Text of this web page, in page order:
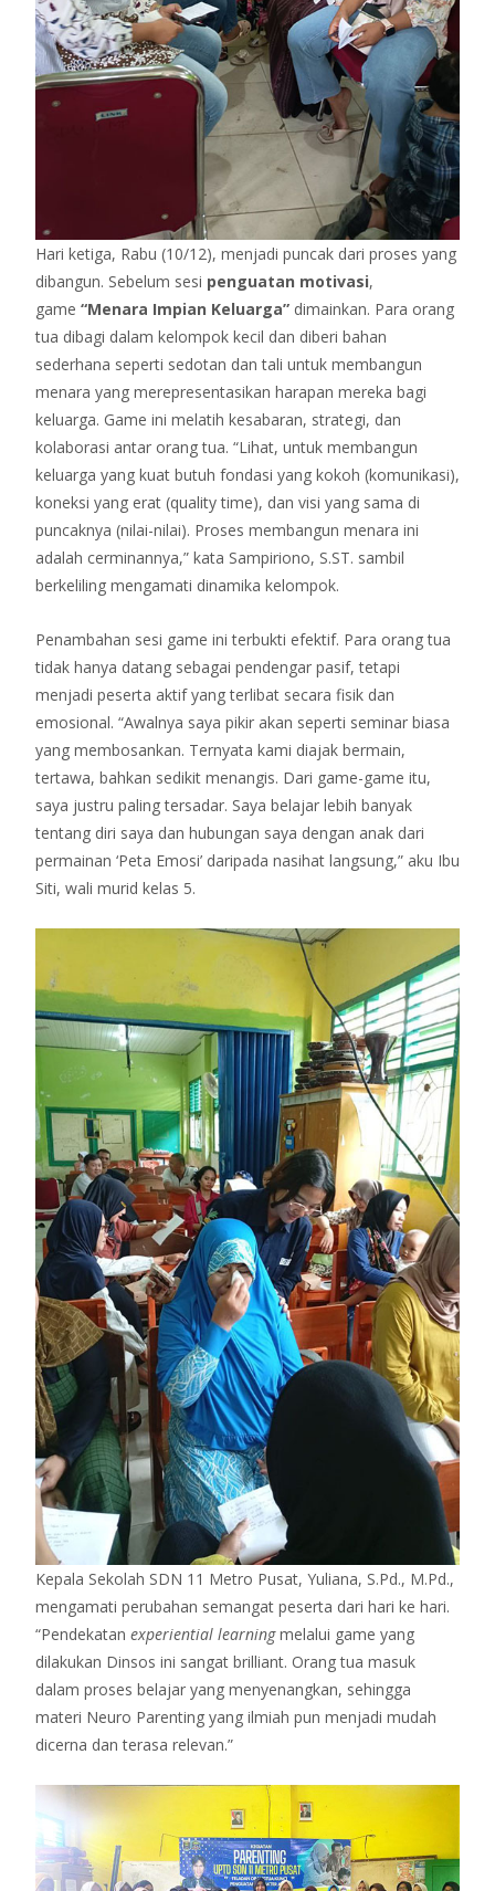
Hari ketiga, Rabu (10/12), menjadi puncak dari proses yang
dibangun. Sebelum sesi penguatan motivasi,
game “Menara Impian Keluarga” dimainkan. Para orang
tua dibagi dalam kelompok kecil dan diberi bahan
sederhana seperti sedotan dan tali untuk membangun
menara yang merepresentasikan harapan mereka bagi
keluarga. Game ini melatih kesabaran, strategi, dan
kolaborasi antar orang tua. “Lihat, untuk membangun
keluarga yang kuat butuh fondasi yang kokoh (komunikasi),
koneksi yang erat (quality time), dan visi yang sama di
puncaknya (nilai-nilai). Proses membangun menara ini
adalah cerminannya,” kata Sampiriono, S.ST. sambil
berkeliling mengamati dinamika kelompok.
Penambahan sesi game ini terbukti efektif. Para orang tua
tidak hanya datang sebagai pendengar pasif, tetapi
menjadi peserta aktif yang terlibat secara fisik dan
emosional. “Awalnya saya pikir akan seperti seminar biasa
yang membosankan. Ternyata kami diajak bermain,
tertawa, bahkan sedikit menangis. Dari game-game itu,
saya justru paling tersadar. Saya belajar lebih banyak
tentang diri saya dan hubungan saya dengan anak dari
permainan ‘Peta Emosi’ daripada nasihat langsung,” aku Ibu
Siti, wali murid kelas 5.
Kepala Sekolah SDN 11 Metro Pusat, Yuliana, S.Pd., M.Pd.,
mengamati perubahan semangat peserta dari hari ke hari.
“Pendekatan experiential learningmelalui game yang
dilakukan Dinsos ini sangat brilliant. Orang tua masuk
dalam proses belajar yang menyenangkan, sehingga
materi Neuro Parenting yang ilmiah pun menjadi mudah
dicerna dan terasa relevan.”